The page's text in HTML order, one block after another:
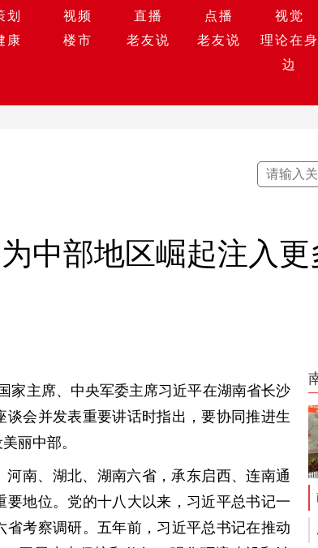
划 视频 直播 点播 视觉
康 楼市 老友说 老友说
理论在身
边
中部地区崛起注入
家主席、中央军委主席习近平在湖南省长沙
会并发表重要讲话时指出，要协同推进生
丽中部。
南、湖北、湖南六省，承东启西、连南通
地位。党的十八大以来，习近平总书记一
考察调研。五年前，习近平总书记在推动